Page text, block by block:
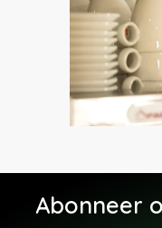
Abonneer